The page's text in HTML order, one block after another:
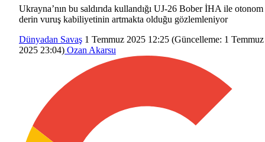
Ukrayna’nın bu saldırıda kullandığı UJ-26 Bober İHA ile otonom
derin vuruş kabiliyetinin artmakta olduğu gözlemleniyor
Dünyadan Savaş 1 Temmuz 2025 12:25 (Güncelleme: 1 Temmuz
2025 23:04) Ozan Akarsu